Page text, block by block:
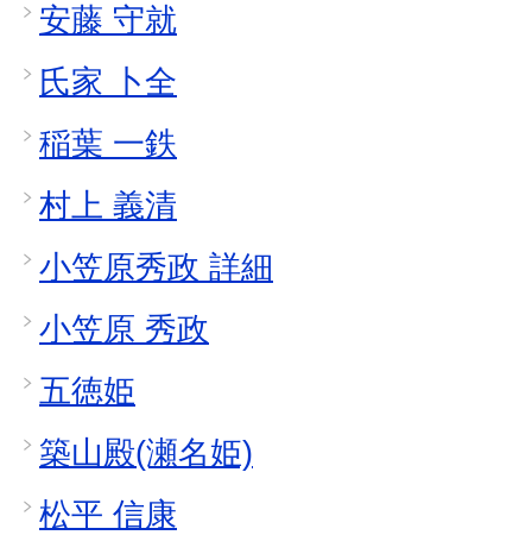
安藤 守就
氏家 卜全
稲葉 一鉄
村上 義清
小笠原秀政 詳細
小笠原 秀政
五徳姫
築山殿(瀬名姫)
松平 信康